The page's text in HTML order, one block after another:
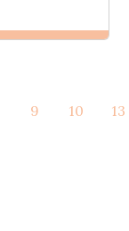
9 10 13